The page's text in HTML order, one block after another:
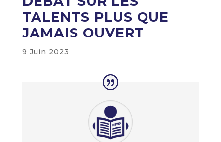
TALENTS PLUS QUE
JAMAIS OUVERT
9 Juin 2023